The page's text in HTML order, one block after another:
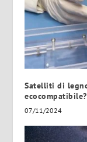
Satelliti di
ecocompatibile?
07/11/2024